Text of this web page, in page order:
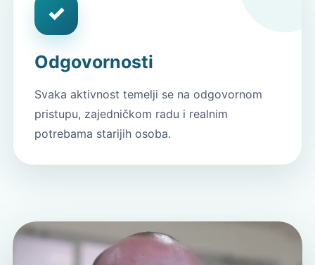
✓
Odgovornosti
Svaka aktivnost temelji se na odgovornom
pristupu, zajedničkom radu i realnim
potrebama starijih osoba.